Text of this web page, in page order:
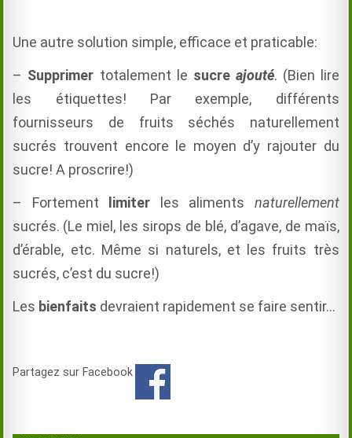
Une autre solution simple, efficace et praticable:
– Supprimer totalement le sucre ajouté. (Bien lire
les étiquettes! Par exemple, différents
fournisseurs de fruits séchés naturellement
sucrés trouvent encore le moyen d’y rajouter du
sucre! A proscrire!)
– Fortement limiter les aliments naturellement
sucrés. (Le miel, les sirops de blé, d’agave, de maïs,
d’érable, etc. Même si naturels, et les fruits très
sucrés, c’est du sucre!)
Les bienfaits devraient rapidement se faire sentir…
Partagez sur Facebook